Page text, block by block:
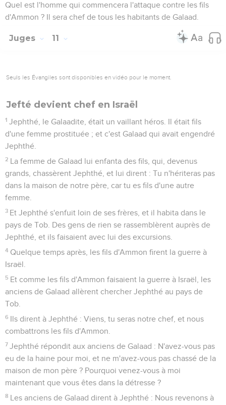
Quel est l'homme qui commencera l'attaque contre les fils
d'Ammon ? Il sera chef de tous les habitants de Galaad.
Juges 11
Seuls les Évangiles sont disponibles en vidéo pour le moment.
Jefté devient chef en Israël
1 Jephthé, le Galaadite, était un vaillant héros. Il était fils
d'une femme prostituée ; et c'est Galaad qui avait engendré
Jephthé.
2 La femme de Galaad lui enfanta des fils, qui, devenus
grands, chassèrent Jephthé, et lui dirent : Tu n'hériteras pas
dans la maison de notre père, car tu es fils d'une autre
femme.
3 Et Jephthé s'enfuit loin de ses frères, et il habita dans le
pays de Tob. Des gens de rien se rassemblèrent auprès de
Jephthé, et ils faisaient avec lui des excursions.
4 Quelque temps après, les fils d'Ammon firent la guerre à
Israël.
5 Et comme les fils d'Ammon faisaient la guerre à Israël, les
anciens de Galaad allèrent chercher Jephthé au pays de
Tob.
6 Ils dirent à Jephthé : Viens, tu seras notre chef, et nous
combattrons les fils d'Ammon.
7 Jephthé répondit aux anciens de Galaad : N'avez-vous pas
eu de la haine pour moi, et ne m'avez-vous pas chassé de la
maison de mon père ? Pourquoi venez-vous à moi
maintenant que vous êtes dans la détresse ?
8 Les anciens de Galaad dirent à Jephthé : Nous revenons à